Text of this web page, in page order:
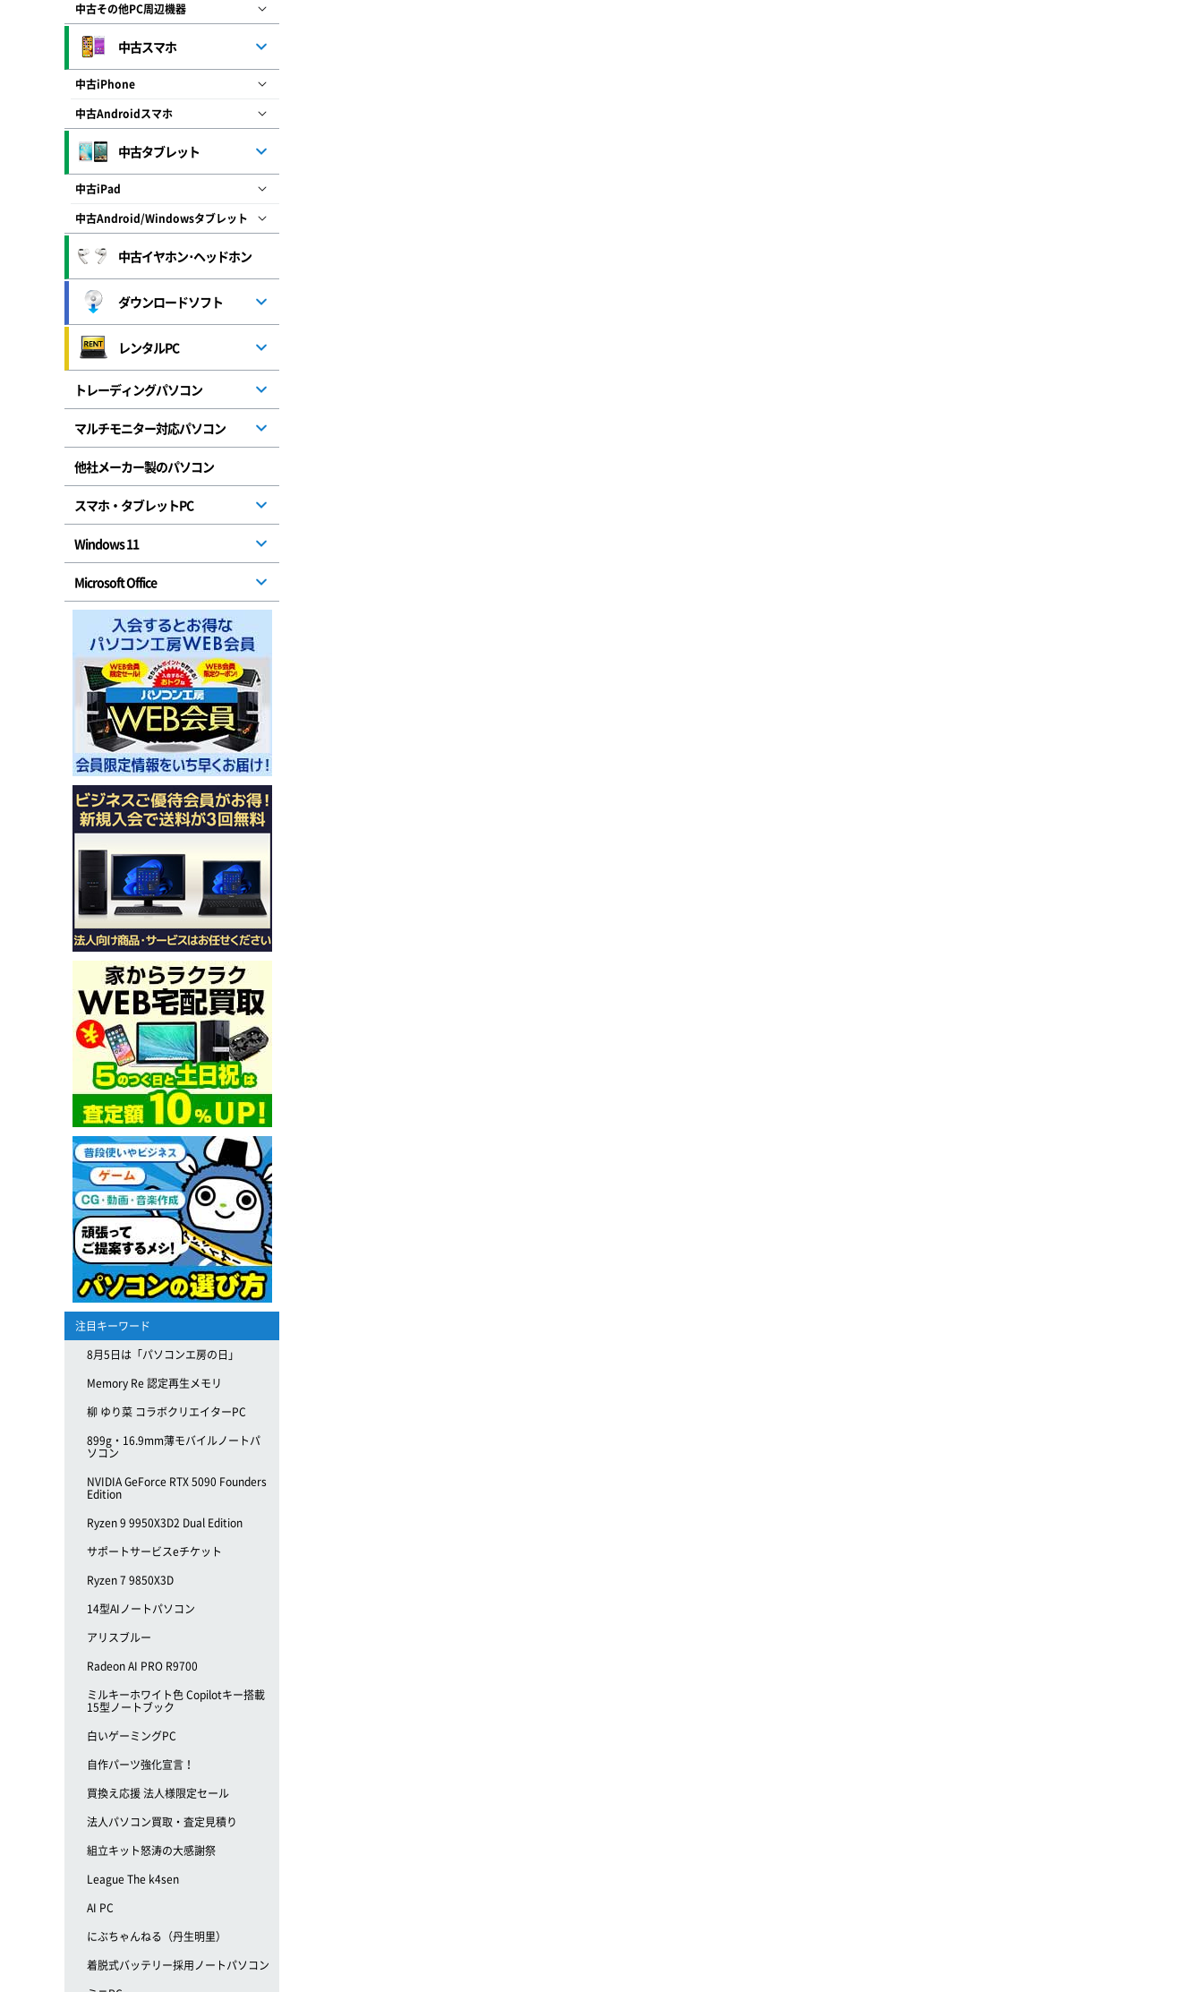
中古その他PC周辺機器
中古スマホ
中古iPhone
中古Androidスマホ
中古タブレット
中古iPad
中古Android/Windowsタブレット
中古イヤホン･ヘッドホン
ダウンロードソフト
レンタルPC
トレーディングパソコン
マルチモニター対応パソコン
他社メーカー製のパソコン
スマホ・タブレットPC
Windows 11
Microsoft Office
注目キーワード
8月5日は「パソコンエ房の日」
Memory Re 認定再生メモリ
柳 ゆり菜 コラボクリエイターPC
899g・16.9mm薄モバイルノートパ
ソコン
NVIDIA GeForce RTX 5090 Founders
Edition
Ryzen 9 9950X3D2 Dual Edition
サポートサービスeチケット
Ryzen 7 9850X3D
14型AIノートパソコン
アリスブルー
Radeon AI PRO R9700
ミルキーホワイト色 Copilotキー搭載
15型ノートブック
白いゲーミングPC
自作パーツ強化宣言！
買換え応援 法人様限定セール
法人パソコン買取・査定見積り
組立キット怒涛の大感謝祭
League The k4sen
AI PC
にぶちゃんねる（丹生明里）
着脱式バッテリー採用ノートパソコン